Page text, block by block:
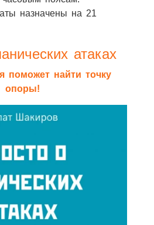
назначены на 21
атаках
поможет найти точку
опоры!